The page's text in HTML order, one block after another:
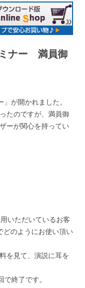
ナー 満員御
が開かれました。
たのですが、満員御
ーが関心を持ってい
いただいているお客
どのようにお使い頂い
を見て、演説に耳を
終了です。